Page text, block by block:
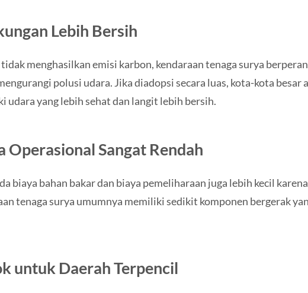
Lebih Bersih
menghasilkan emisi karbon, kendaraan tenaga surya
polusi udara. Jika diadopsi secara luas, kota-kota besar
udara yang lebih sehat dan langit lebih bersih.
Operasional Sangat Rendah
biaya bahan bakar dan biaya pemeliharaan juga lebih kecil karena
tenaga surya umumnya memiliki sedikit komponen bergerak
untuk Daerah Terpencil